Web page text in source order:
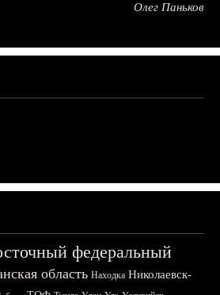
Олег Паньков
федеральный
область Находка Николаевск-